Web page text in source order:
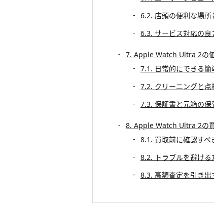
6.2. 店頭の便利な場所
6.3. サービス対応の良
7. Apple Watch Ultra 2の
7.1. 日常的にできる簡
7.2. クリーニングと点
7.3. 保証書と元箱の保
8. Apple Watch Ultra 2の
8.1. 買取前に確認すべ
8.2. トラブルを避ける
8.3. 高額査定を引き